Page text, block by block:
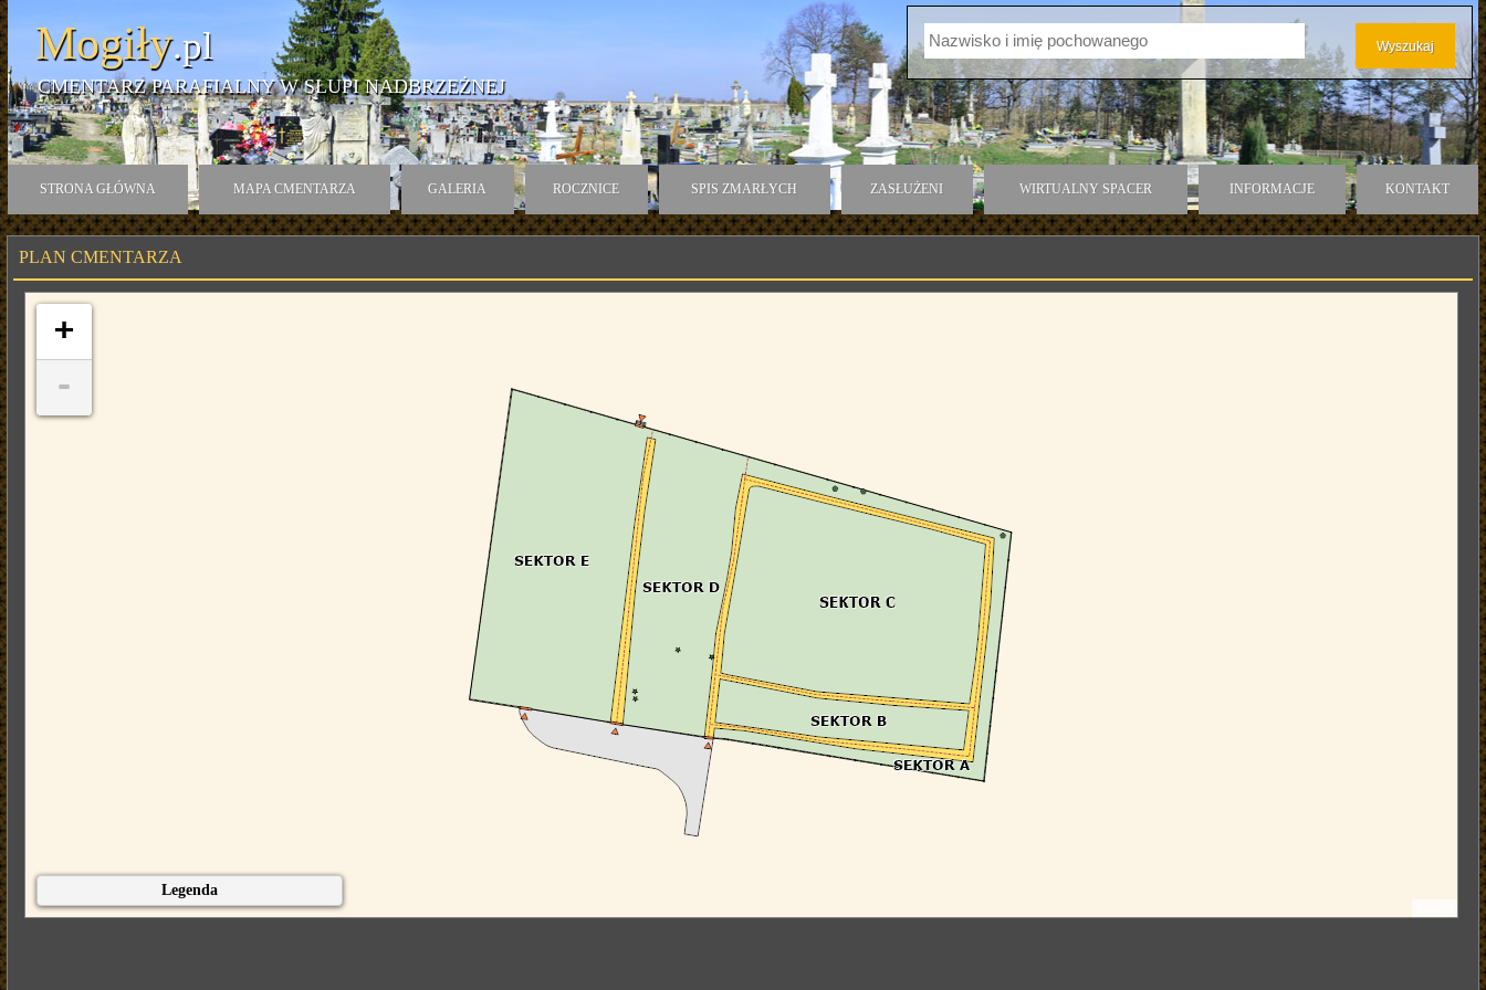
Mogiły.pl
CMENTARZ PARAFIALNY W SŁUPI NADBRZEŻNEJ
STRONA GŁÓWNA MAPA CMENTARZA GALERIA ROCZNICE SPIS ZMARŁYCH ZASŁUŻENI WIRTUALNY SPACER INFORMACJE KONTAKT
PLAN CMENTARZA
Legenda
+
-